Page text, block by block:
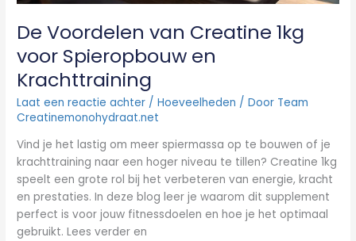
De Voordelen van Creatine 1kg
voor Spieropbouw en
Krachttraining
Laat een reactie achter /Hoeveelheden / Door Team
Creatinemonohydraat.net
Vind je het lastig om meer spiermassa op te bouwen of je
krachttraining naar een hoger niveau te tillen? Creatine 1kg
speelt een grote rol bij het verbeteren van energie, kracht
en prestaties. In deze blog leer je waarom dit supplement
perfect is voor jouw fitnessdoelen en hoe je het optimaal
gebruikt. Lees verder en